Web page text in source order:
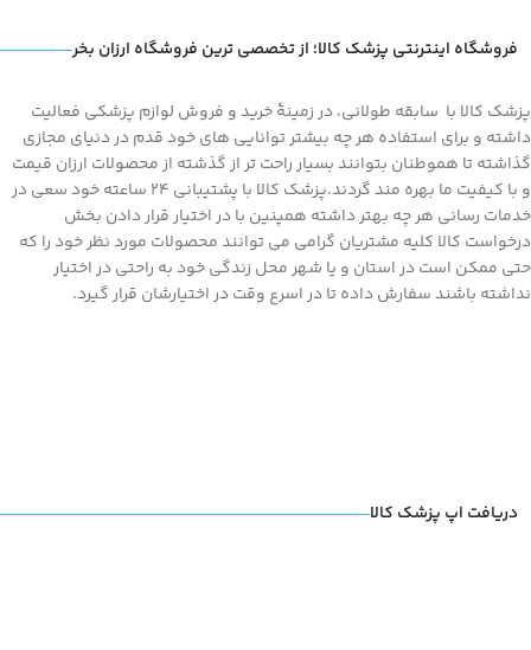
فروشگاه اینترنتی پزشک کالا؛ از تخصصی ترین فروشگاه ارزان بخر
پزشک کالا با سابقه طولانی، در زمینۀ خرید و فروش لوازم پزشکی فعالیت
داشته و برای استفاده هر چه بیشتر توانایی های خود قدم در دنیای مجازی
گذاشته تا هموطنان بتوانند بسیار راحت تر از گذشته از محصولات ارزان قیمت
و با کیفیت ما بهره مند گردند.پزشک کالا با پشتیبانی 24 ساعته خود سعی در
خدمات رسانی هر چه بهتر داشته همپنین با در اختیار قرار دادن بخش
درخواست کالا کلیه مشتریان گرامی می توانند محصولات مورد نظر خود را که
حتی ممکن است در استان و یا شهر محل زندگی خود به راحتی در اختیار
نداشته باشند سفارش داده تا در اسرع وقت در اختیارشان قرار گیرد.
دریافت اپ پزشک کالا